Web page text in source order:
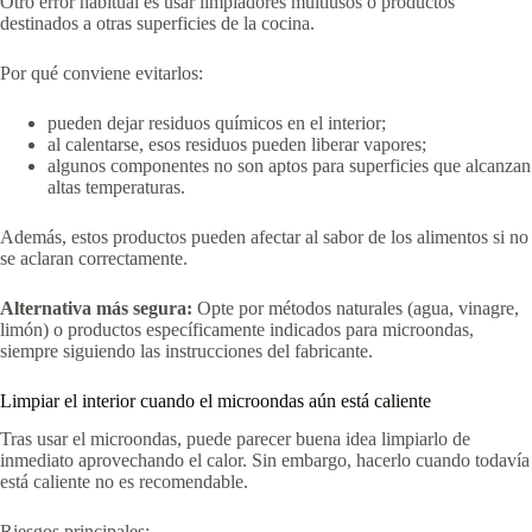
destinados a otras superficies de la cocina.
Por qué conviene evitarlos:
pueden dejar residuos químicos en el interior;
al calentarse, esos residuos pueden liberar vapores;
algunos componentes no son aptos para superficies que alcanzan
altas temperaturas.
Además, estos productos pueden afectar al sabor de los alimentos si no
se aclaran correctamente.
Alternativa más segura: Opte por métodos naturales (agua, vinagre,
limón) o productos específicamente indicados para microondas,
siempre siguiendo las instrucciones del fabricante.
Limpiar el interior cuando el microondas aún está caliente
Tras usar el microondas, puede parecer buena idea limpiarlo de
inmediato aprovechando el calor. Sin embargo, hacerlo cuando todavía
está caliente no es recomendable.